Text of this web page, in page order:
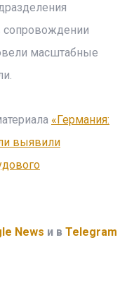
масштабные
«Германия:
выявили
News и в Telegram